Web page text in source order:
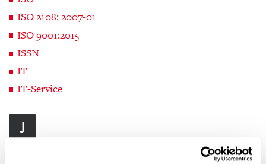
ISO 2108: 2007-01
ISO 9001:2015
ISSN
IT
IT-Service
J